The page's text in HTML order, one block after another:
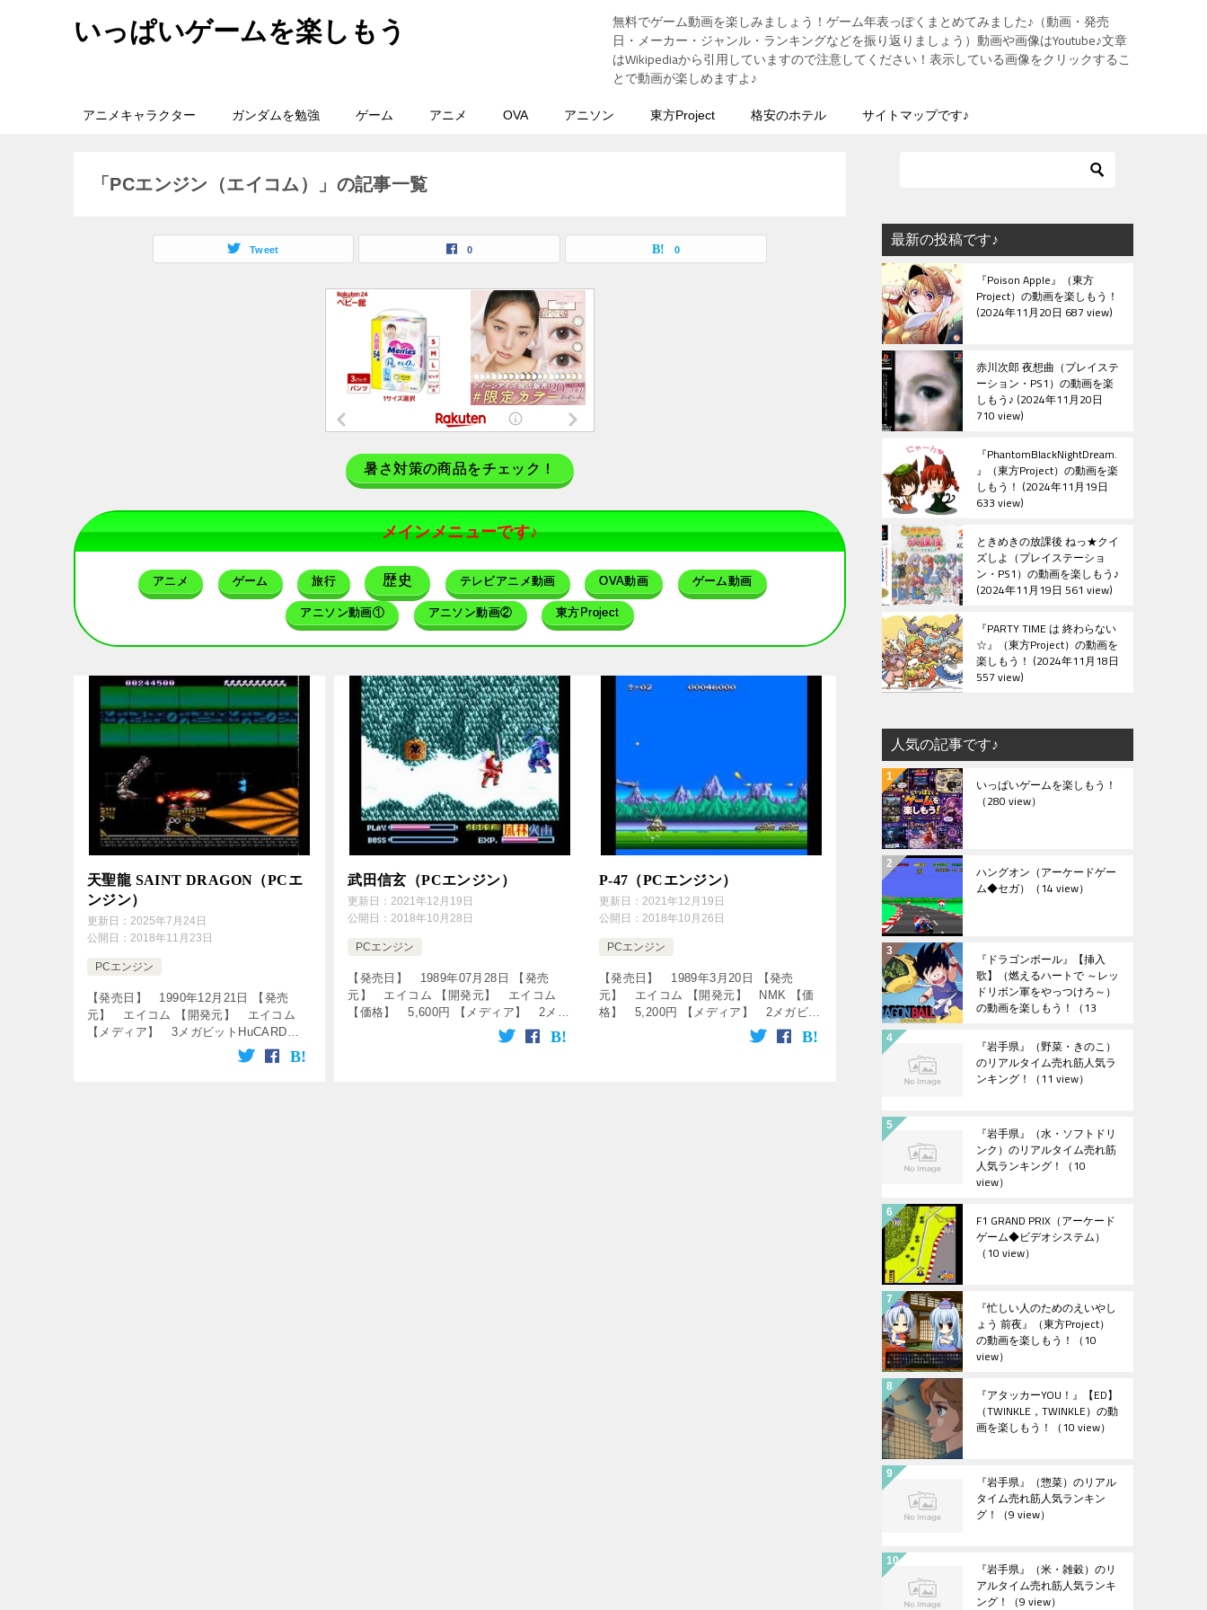
いっぱいゲームを楽しもう
無料でゲーム動画を楽しみましょう！ゲーム年表っぽくまとめてみました♪（動画・発売
日・メーカー・ジャンル・ランキングなどを振り返りましょう）動画や画像はYoutube♪文章
はWikipediaから引用していますので注意してください！表示している画像をクリックするこ
とで動画が楽しめますよ♪
アニメキャラクター ガンダムを勉強 ゲーム アニメ OVA アニソン 東方Project 格安のホテル サイトマップです♪
「PCエンジン（エイコム）」の記事一覧
Tweet 0 0
暑さ対策の商品をチェック！
メインメニューです♪
アニメ ゲーム 旅行 歴史 テレビアニメ動画 OVA動画 ゲーム動画
アニソン動画① アニソン動画② 東方Project
天聖龍 SAINT DRAGON（PCエ
ンジン）
更新日： 2025年7月24日
公開日： 2018年11月23日
PCエンジン
【発売日】 1990年12月21日 【発売
元】 エイコム 【開発元】 エイコム
【メディア】 3メガビットHuCARD
【ジャンル】 シューティングゲーム ↓
の動画をクリックで動画を楽しめます♪
武田信玄（PCエンジン）
更新日： 2021年12月19日
公開日： 2018年10月28日
PCエンジン
【発売日】 1989年07月28日 【発売
元】 エイコム 【開発元】 エイコム
【価格】 5,600円 【メディア】 2メガ
ビットHuCARD 【ジャンル】 アクショ
ンゲーム ↓の動画をクリック！動画を楽
P-47（PCエンジン）
更新日： 2021年12月19日
公開日： 2018年10月26日
PCエンジン
【発売日】 1989年3月20日 【発売
元】 エイコム 【開発元】 NMK 【価
格】 5,200円 【メディア】 2メガビッ
トHuCARD 【ジャンル】 シューティン
グゲーム ↓の動画をクリック！動画を楽
最新の投稿です♪
『Poison Apple』（東方
Project）の動画を楽しもう！
2024年11月20日 687 view
赤川次郎 夜想曲（プレイステ
ーション・PS1）の動画を楽
しもう♪ 2024年11月20日
710 view
『PhantomBlackNightDream.
』（東方Project）の動画を楽
しもう！ 2024年11月19日
633 view
ときめきの放課後 ねっ★クイ
ズしよ（プレイステーショ
ン・PS1）の動画を楽しもう♪
2024年11月19日 561 view
『PARTY TIME は 終わらない
☆』（東方Project）の動画を
楽しもう！ 2024年11月18日
557 view
人気の記事です♪
いっぱいゲームを楽しもう！
（280 view）
ハングオン（アーケードゲー
ム◆セガ） （14 view）
『ドラゴンボール』【挿入
歌】（燃えるハートで ～レッ
ドリボン軍をやっつけろ～）
の動画を楽しもう！ （13
『岩手県』（野菜・きのこ）
のリアルタイム売れ筋人気ラ
ンキング！ （11 view）
『岩手県』（水・ソフトドリ
ンク）のリアルタイム売れ筋
人気ランキング！ （10
view）
F1 GRAND PRIX（アーケード
ゲーム◆ビデオシステム）
（10 view）
『忙しい人のためのえいやし
ょう 前夜』（東方Project）
の動画を楽しもう！ （10
view）
『アタッカーYOU！』【ED】
（TWINKLE，TWINKLE）の動
画を楽しもう！ （10 view）
『岩手県』（惣菜）のリアル
タイム売れ筋人気ランキン
グ！ （9 view）
『岩手県』（米・雑穀）のリ
アルタイム売れ筋人気ランキ
ング！ （9 view）